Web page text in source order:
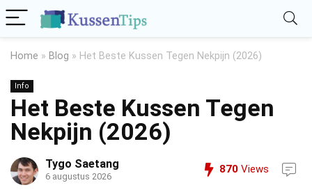
Home » Blog » Het Beste Kussen Tegen Nekpijn (2026)
Info
Het Beste Kussen Tegen
Nekpijn (2026)
Tygo Saetang
6 augustus 2026
870 Views